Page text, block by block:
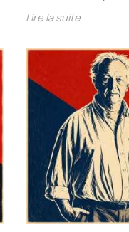
Lire la suite